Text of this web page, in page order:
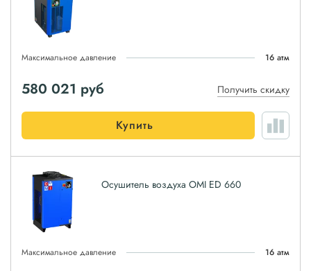
Максимальное давление 16 атм
580 021 руб Получить скидку
Купить
Осушитель воздуха OMI ED 660
Максимальное давление 16 атм